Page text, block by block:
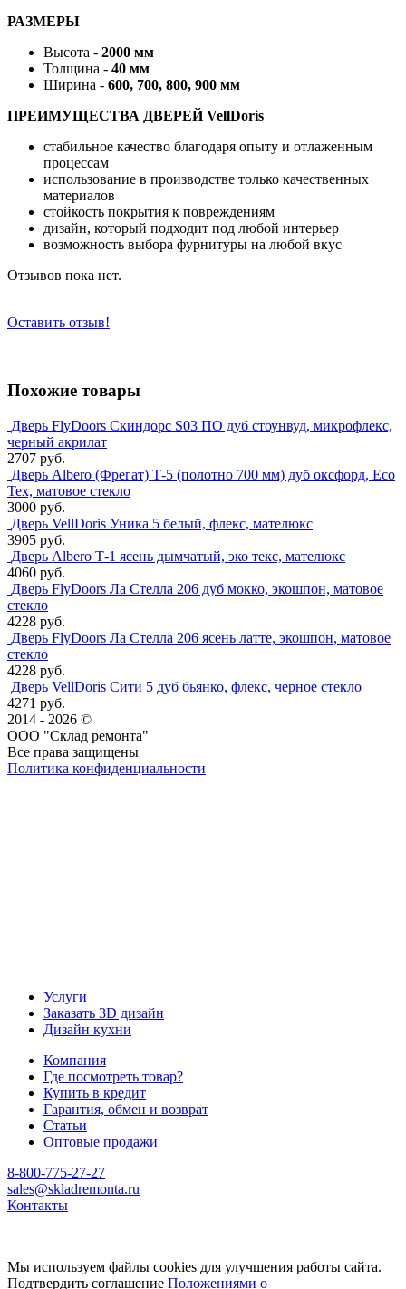
РАЗМЕРЫ
Высота - 2000 мм
Толщина - 40 мм
Ширина - 600, 700, 800, 900 мм
ПРЕИМУЩЕСТВА ДВЕРЕЙ VellDoris
стабильное качество благодаря опыту и отлаженным
процессам
использование в производстве только качественных
материалов
стойкость покрытия к повреждениям
дизайн, который подходит под любой интерьер
возможность выбора фурнитуры на любой вкус
Отзывов пока нет.
Оставить отзыв!
Похожие товары
Дверь FlyDoors Скиндорс S03 ПО дуб стоунвуд, микрофлекс,
черный акрилат
2707 руб.
Дверь Albero (Фрегат) Т-5 (полотно 700 мм) дуб оксфорд, Eco
Tex, матовое стекло
3000 руб.
Дверь VellDoris Уника 5 белый, флекс, мателюкс
3905 руб.
Дверь Albero Т-1 ясень дымчатый, эко текс, мателюкс
4060 руб.
Дверь FlyDoors Ла Стелла 206 дуб мокко, экошпон, матовое
стекло
4228 руб.
Дверь FlyDoors Ла Стелла 206 ясень латте, экошпон, матовое
стекло
4228 руб.
Дверь VellDoris Сити 5 дуб бьянко, флекс, черное стекло
4271 руб.
2014 - 2026 ©
ООО "Склад ремонта"
Все права защищены
Политика конфиденциальности
Услуги
Заказать 3D дизайн
Дизайн кухни
Компания
Где посмотреть товар?
Купить в кредит
Гарантия, обмен и возврат
Статьи
Оптовые продажи
8-800-775-27-27
sales@skladremonta.ru
Контакты
Мы используем файлы cookies для улучшения работы сайта.
Подтвердить соглашение Положениями о